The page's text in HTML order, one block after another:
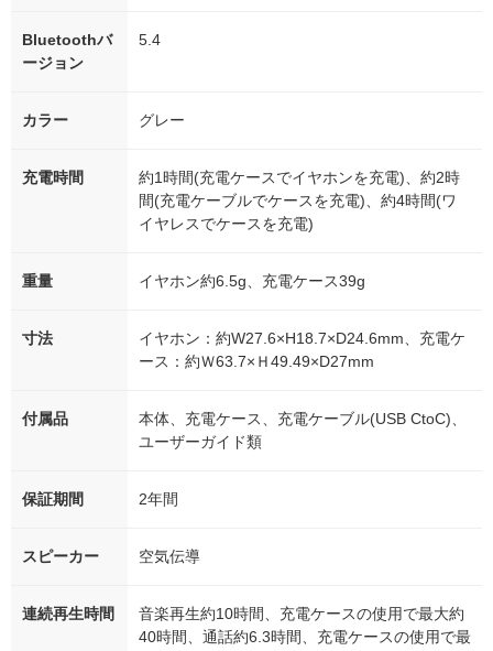
Bluetoothバ
ージョン
5.4
カラー グレー
充電時間
約1時間(充電ケースでイヤホンを充電)、約2時
間(充電ケーブルでケースを充電)、約4時間(ワ
イヤレスでケースを充電)
重量 イヤホン約6.5g、充電ケース39g
寸法
イヤホン：約W27.6×H18.7×D24.6mm、充電ケ
ース：約Ｗ63.7×Ｈ49.49×D27mm
付属品
本体、充電ケース、充電ケーブル(USB CtoC)、
ユーザーガイド類
保証期間 2年間
スピーカー 空気伝導
連続再生時間
音楽再生約10時間、充電ケースの使用で最大約
40時間、通話約6.3時間、充電ケースの使用で最